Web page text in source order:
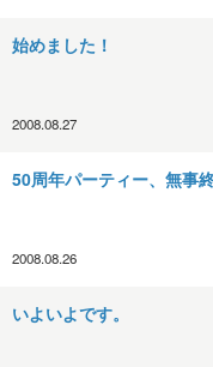
始めました！
2008.08.27
50周年パーティー、無事
2008.08.26
いよいよです。